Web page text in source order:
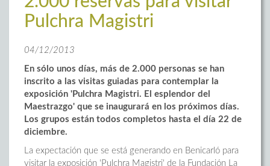
Pulchra Magistri
04/12/2013
En sólo unos días, más de 2.000 personas se han
inscrito a las visitas guiadas para contemplar la
exposición 'Pulchra Magistri. El esplendor del
Maestrazgo' que se inaugurará en los próximos días.
Los grupos están todos completos hasta el día 22 de
diciembre.
La expectación que se está generando en Benicarló para
visitar la exposición 'Pulchra Magistri' de la Fundación La